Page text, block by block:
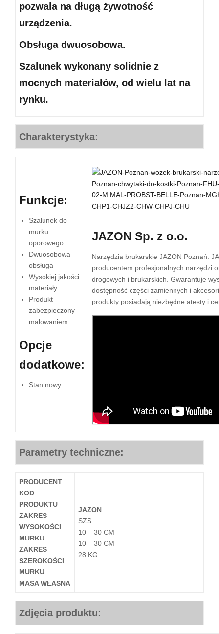
pozwala na długą żywotność
urządzenia.
Obsługa dwuosobowa.
Szalunek wykonany solidnie z
mocnych materiałów, od wielu lat na
rynku.
Charakterystyka:
Funkcje:
Szalunek do
murku
oporowego
Dwuosobowa
obsługa
Wysokiej jakości
materiały
Produkt
zabezpieczony
malowaniem
Opcje
dodatkowe:
Stan nowy.
JAZON Sp. z o.o.
Narzędzia brukarskie JAZON Poznań.
producentem profesjonalnych narzędzi
drogowych i brukarskich. Gwarantuje
dostępność części zamiennych i
produkty posiadają niezbędne atesty i
Parametry techniczne:
PRODUCENT
KOD
PRODUKTU
ZAKRES
WYSOKOŚCI
MURKU
ZAKRES
SZEROKOŚCI
MURKU
MASA WŁASNA
JAZON
SZS
10 – 30 CM
10 – 30 CM
28 KG
Zdjęcia produktu: